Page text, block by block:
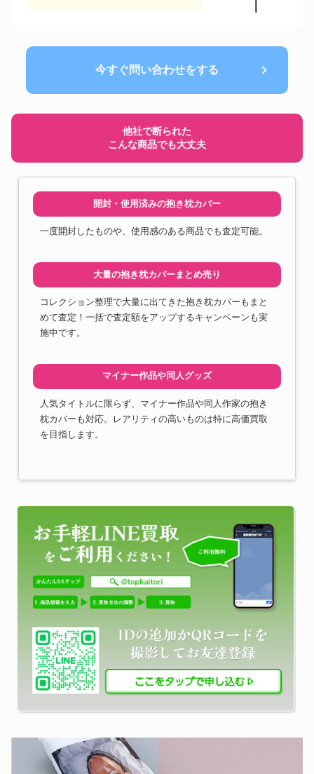
今すぐ問い合わせをする
他社で断られた
こんな商品でも大丈夫
開封・使用済みの抱き枕カバー
一度開封したものや、使用感のある商品でも査定可能。
大量の抱き枕カバーまとめ売り
コレクション整理で大量に出てきた抱き枕カバーもまと
めて査定！一括で査定額をアップするキャンペーンも実
施中です。
マイナー作品や同人グッズ
人気タイトルに限らず、マイナー作品や同人作家の抱き
枕カバーも対応。レアリティの高いものは特に高価買取
を目指します。